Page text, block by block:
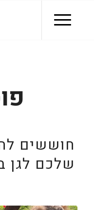
חוששים
שלכם לגן